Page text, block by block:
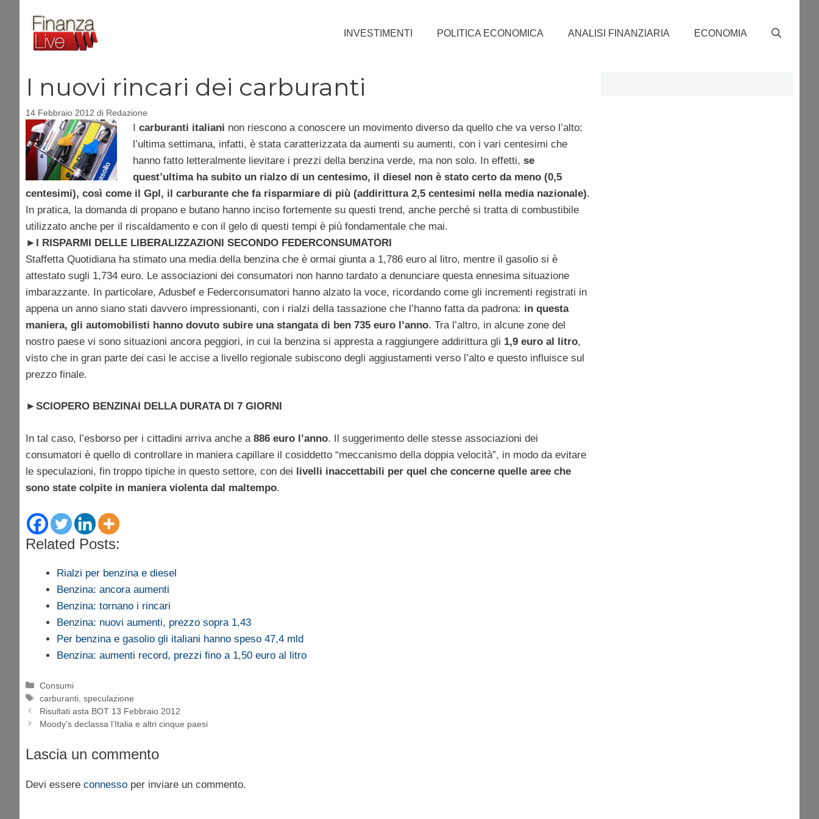
contenuto
INVESTIMENTI POLITICA ECONOMICA ANALISI FINANZIARIA ECONOMIA
I nuovi rincari dei carburanti
14 Febbraio 2012 di Redazione
I carburanti italiani non riescono a conoscere un movimento diverso da quello che va verso l’alto:
l’ultima settimana, infatti, è stata caratterizzata da aumenti su aumenti, con i vari centesimi che
hanno fatto letteralmente lievitare i prezzi della benzina verde, ma non solo. In effetti, se
quest’ultima ha subito un rialzo di un centesimo, il diesel non è stato certo da meno (0,5
centesimi), così come il Gpl, il carburante che fa risparmiare di più (addirittura 2,5 centesimi nella media nazionale).
In pratica, la domanda di propano e butano hanno inciso fortemente su questi trend, anche perché si tratta di combustibile
utilizzato anche per il riscaldamento e con il gelo di questi tempi è più fondamentale che mai.
► I RISPARMI DELLE LIBERALIZZAZIONI SECONDO FEDERCONSUMATORI
Staffetta Quotidiana ha stimato una media della benzina che è ormai giunta a 1,786 euro al litro, mentre il gasolio si è
attestato sugli 1,734 euro. Le associazioni dei consumatori non hanno tardato a denunciare questa ennesima situazione
imbarazzante. In particolare, Adusbef e Federconsumatori hanno alzato la voce, ricordando come gli incrementi registrati in
appena un anno siano stati davvero impressionanti, con i rialzi della tassazione che l’hanno fatta da padrona: in questa
maniera, gli automobilisti hanno dovuto subire una stangata di ben 735 euro l’anno. Tra l’altro, in alcune zone del
nostro paese vi sono situazioni ancora peggiori, in cui la benzina si appresta a raggiungere addirittura gli 1,9 euro al litro,
visto che in gran parte dei casi le accise a livello regionale subiscono degli aggiustamenti verso l’alto e questo influisce sul
prezzo finale.
► SCIOPERO BENZINAI DELLA DURATA DI 7 GIORNI
In tal caso, l’esborso per i cittadini arriva anche a 886 euro l’anno. Il suggerimento delle stesse associazioni dei
consumatori è quello di controllare in maniera capillare il cosiddetto “meccanismo della doppia velocità”, in modo da evitare
le speculazioni, fin troppo tipiche in questo settore, con dei livelli inaccettabili per quel che concerne quelle aree che
sono state colpite in maniera violenta dal maltempo.
Related Posts:
Rialzi per benzina e diesel
Benzina: ancora aumenti
Benzina: tornano i rincari
Benzina: nuovi aumenti, prezzo sopra 1,43
Per benzina e gasolio gli italiani hanno speso 47,4 mld
Benzina: aumenti record, prezzi fino a 1,50 euro al litro
Categorie
Consumi
Tag
carburanti ,speculazione
Risultati asta BOT 13 Febbraio 2012
Moody’s declassa l’Italia e altri cinque paesi
Lascia un commento
Devi essere connesso per inviare un commento.